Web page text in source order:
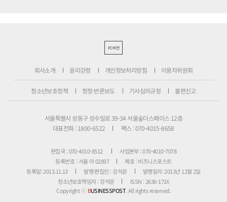
PC버전
회사소개 윤리강령 개인정보처리방침 이용자위원회
청소년보호정책 정정·반론보도 기사심의규정 불편신고
서울특별시 성동구 성수일로 39-34 서울숲더스페이스 12층
대표전화 : 1800-6522
팩스 : 070-4015-8658
편집국 : 070-4010-8512
사업본부 : 070-4010-7078
등록번호 : 서울 아 02897
제호 : 비즈니스포스트
등록일: 2013.11.13
발행·편집인 : 강석운
발행일자: 2013년 12월 2일
청소년보호책임자 : 강석운
ISSN : 2636-171X
Copyright ⓒBUSINESSPOST. All rights reserved.